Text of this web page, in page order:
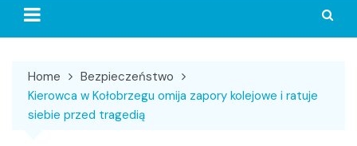
Home
Bezpieczeństwo
Kierowca w Kołobrzegu omija zapory kolejowe i ratuje
siebie przed tragedią